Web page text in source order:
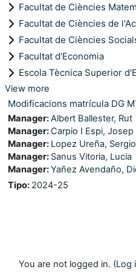
Facultat de Ciències
Facultat de Ciències de
Facultat de Ciències
Facultat d'Economia
Escola Tècnica Superior
View more
Modificacions matrícula DG
Manager:Albert Ballester, Rut
Manager:Carpio I Espi, Josep
Manager: Lopez Ureña, Sergio
Manager: Sanus Vitoria, Lucia
Manager:Yañez Avendaño,
Tipo: 2024-25
You are not logged in. (Log